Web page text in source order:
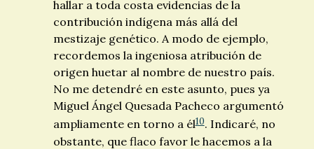
hallar a toda costa evidencias de la
contribución indígena más allá del
mestizaje genético. A modo de ejemplo,
recordemos la ingeniosa atribución de
origen huetar al nombre de nuestro país.
No me detendré en este asunto, pues ya
Miguel Ángel Quesada Pacheco argumentó
ampliamente en torno a él10. Indicaré, no
obstante, que flaco favor le hacemos a la